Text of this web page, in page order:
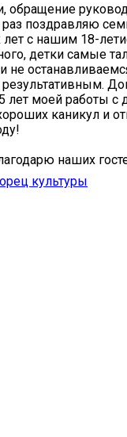
обращение
поздравляю
лет с нашим 18-
детки самые
не
лет моей работы с
каникул и
наших
культуры